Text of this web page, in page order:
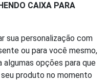
CAIXA PARA
sua personalização com
ou para você mesmo,
algumas opções para que
produto no momento